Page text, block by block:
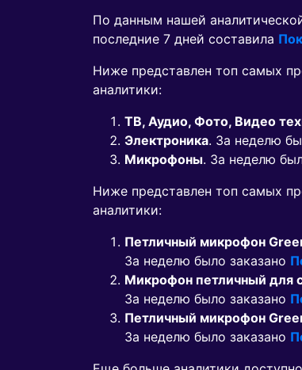
По данным нашей
последние 7 дней составила
Ниже представлен топ самых
аналитики:
ТВ, Аудио, Фото, Видео
Электроника. За неделю
Микрофоны. За неделю
Ниже представлен топ самых
аналитики:
Петличный микрофон
За неделю было заказано
Микрофон петличный для
За неделю было заказано
Петличный микрофон
За неделю было заказано